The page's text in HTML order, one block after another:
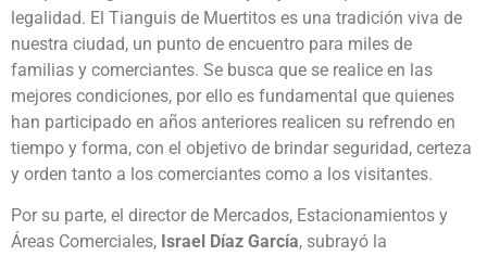
legalidad. El Tianguis de Muertitos es una tradición viva de
nuestra ciudad, un punto de encuentro para miles de
familias y comerciantes. Se busca que se realice en las
mejores condiciones, por ello es fundamental que quienes
han participado en años anteriores realicen su refrendo en
tiempo y forma, con el objetivo de brindar seguridad, certeza
y orden tanto a los comerciantes como a los visitantes.
Por su parte, el director de Mercados, Estacionamientos y
Áreas Comerciales, Israel Díaz García, subrayó la